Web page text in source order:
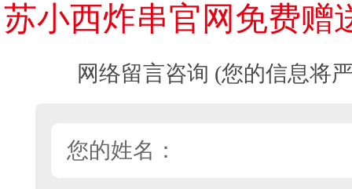
苏小西炸串官网免费赠
网络留言咨询 (您的信息将